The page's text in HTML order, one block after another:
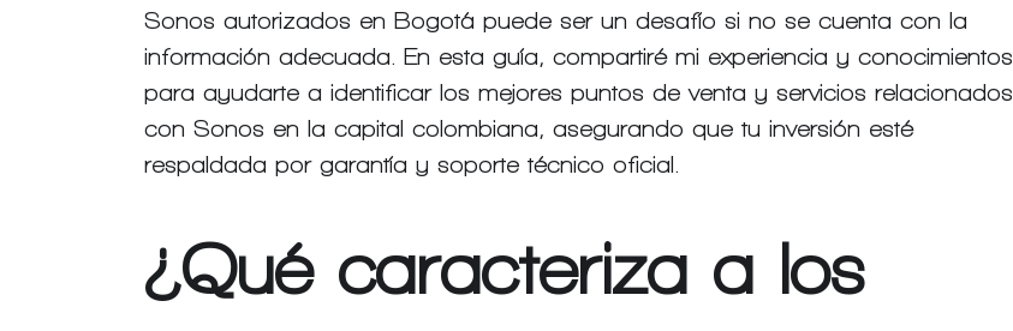
Sonos autorizados en Bogotá puede ser un desafío si no se cuenta con la
información adecuada. En esta guía, compartiré mi experiencia y conocimientos
para ayudarte a identificar los mejores puntos de venta y servicios relacionados
con Sonos en la capital colombiana, asegurando que tu inversión esté
respaldada por garantía y soporte técnico oficial.
¿Qué caracteriza a los